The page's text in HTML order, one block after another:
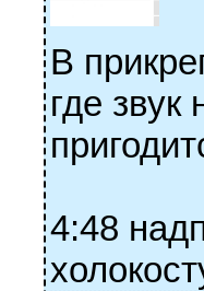
В
где
4:48